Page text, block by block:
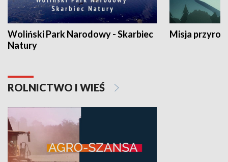
Woliński Park Narodowy - Skarbiec
Natury
Misja
ROLNICTWO I WIEŚ